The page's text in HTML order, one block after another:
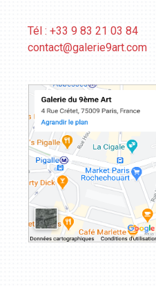
Tél : +33 9 83 21 03 84
contact@galerie9art.com